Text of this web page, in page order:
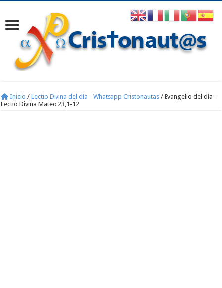
Inicio / Lectio Divina del día - Whatsapp Cristonautas / Evangelio del día –
Lectio Divina Mateo 23,1-12